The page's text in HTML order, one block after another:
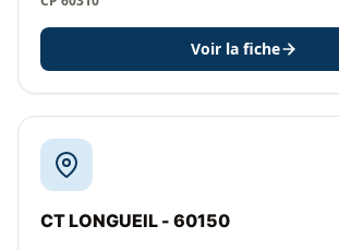
Voir la fiche
CT LONGUEIL - 60150